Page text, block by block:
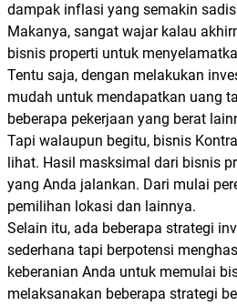
dampak inflasi yang semakin
Makanya, sangat wajar kalau
bisnis properti untuk
Tentu saja, dengan melakukan
mudah untuk mendapatkan uang
beberapa pekerjaan yang berat
Tapi walaupun begitu, bisnis
lihat. Hasil masksimal dari bisnis
yang Anda jalankan. Dari mulai
pemilihan lokasi dan lainnya.
Selain itu, ada beberapa strategi
sederhana tapi berpotensi
keberanian Anda untuk memulai
melaksanakan beberapa strategi